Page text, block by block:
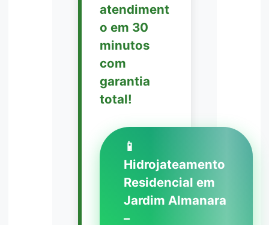
atendiment
o em 30
minutos
com
garantia
total!
📱
Hidrojateamento
Residencial em
Jardim Almanara
–